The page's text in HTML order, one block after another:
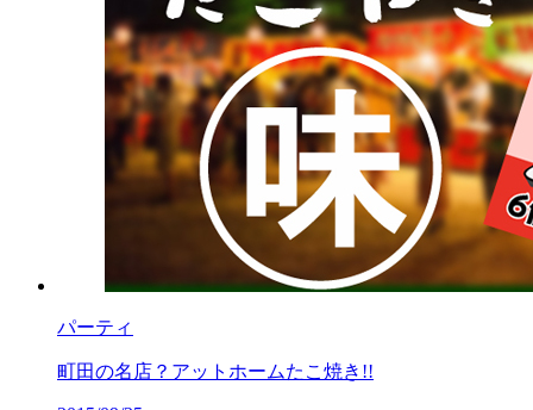
パーティ
町田の名店？アットホームたこ焼き!!